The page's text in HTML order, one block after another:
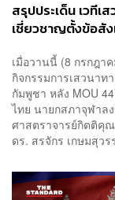
สรุปประเด็น เวทีเ
เชี่ยวชาญตั้งข้อสัง
เมื่อวานนี้ (8 กรกฎ
กิจกรรมการเสวนาท
กัมพูชา หลัง MOU
ไทย นายกสภาจุฬาล
ศาสตราจารย์กิตติคุ
ดร. สรจักร เกษมสุว